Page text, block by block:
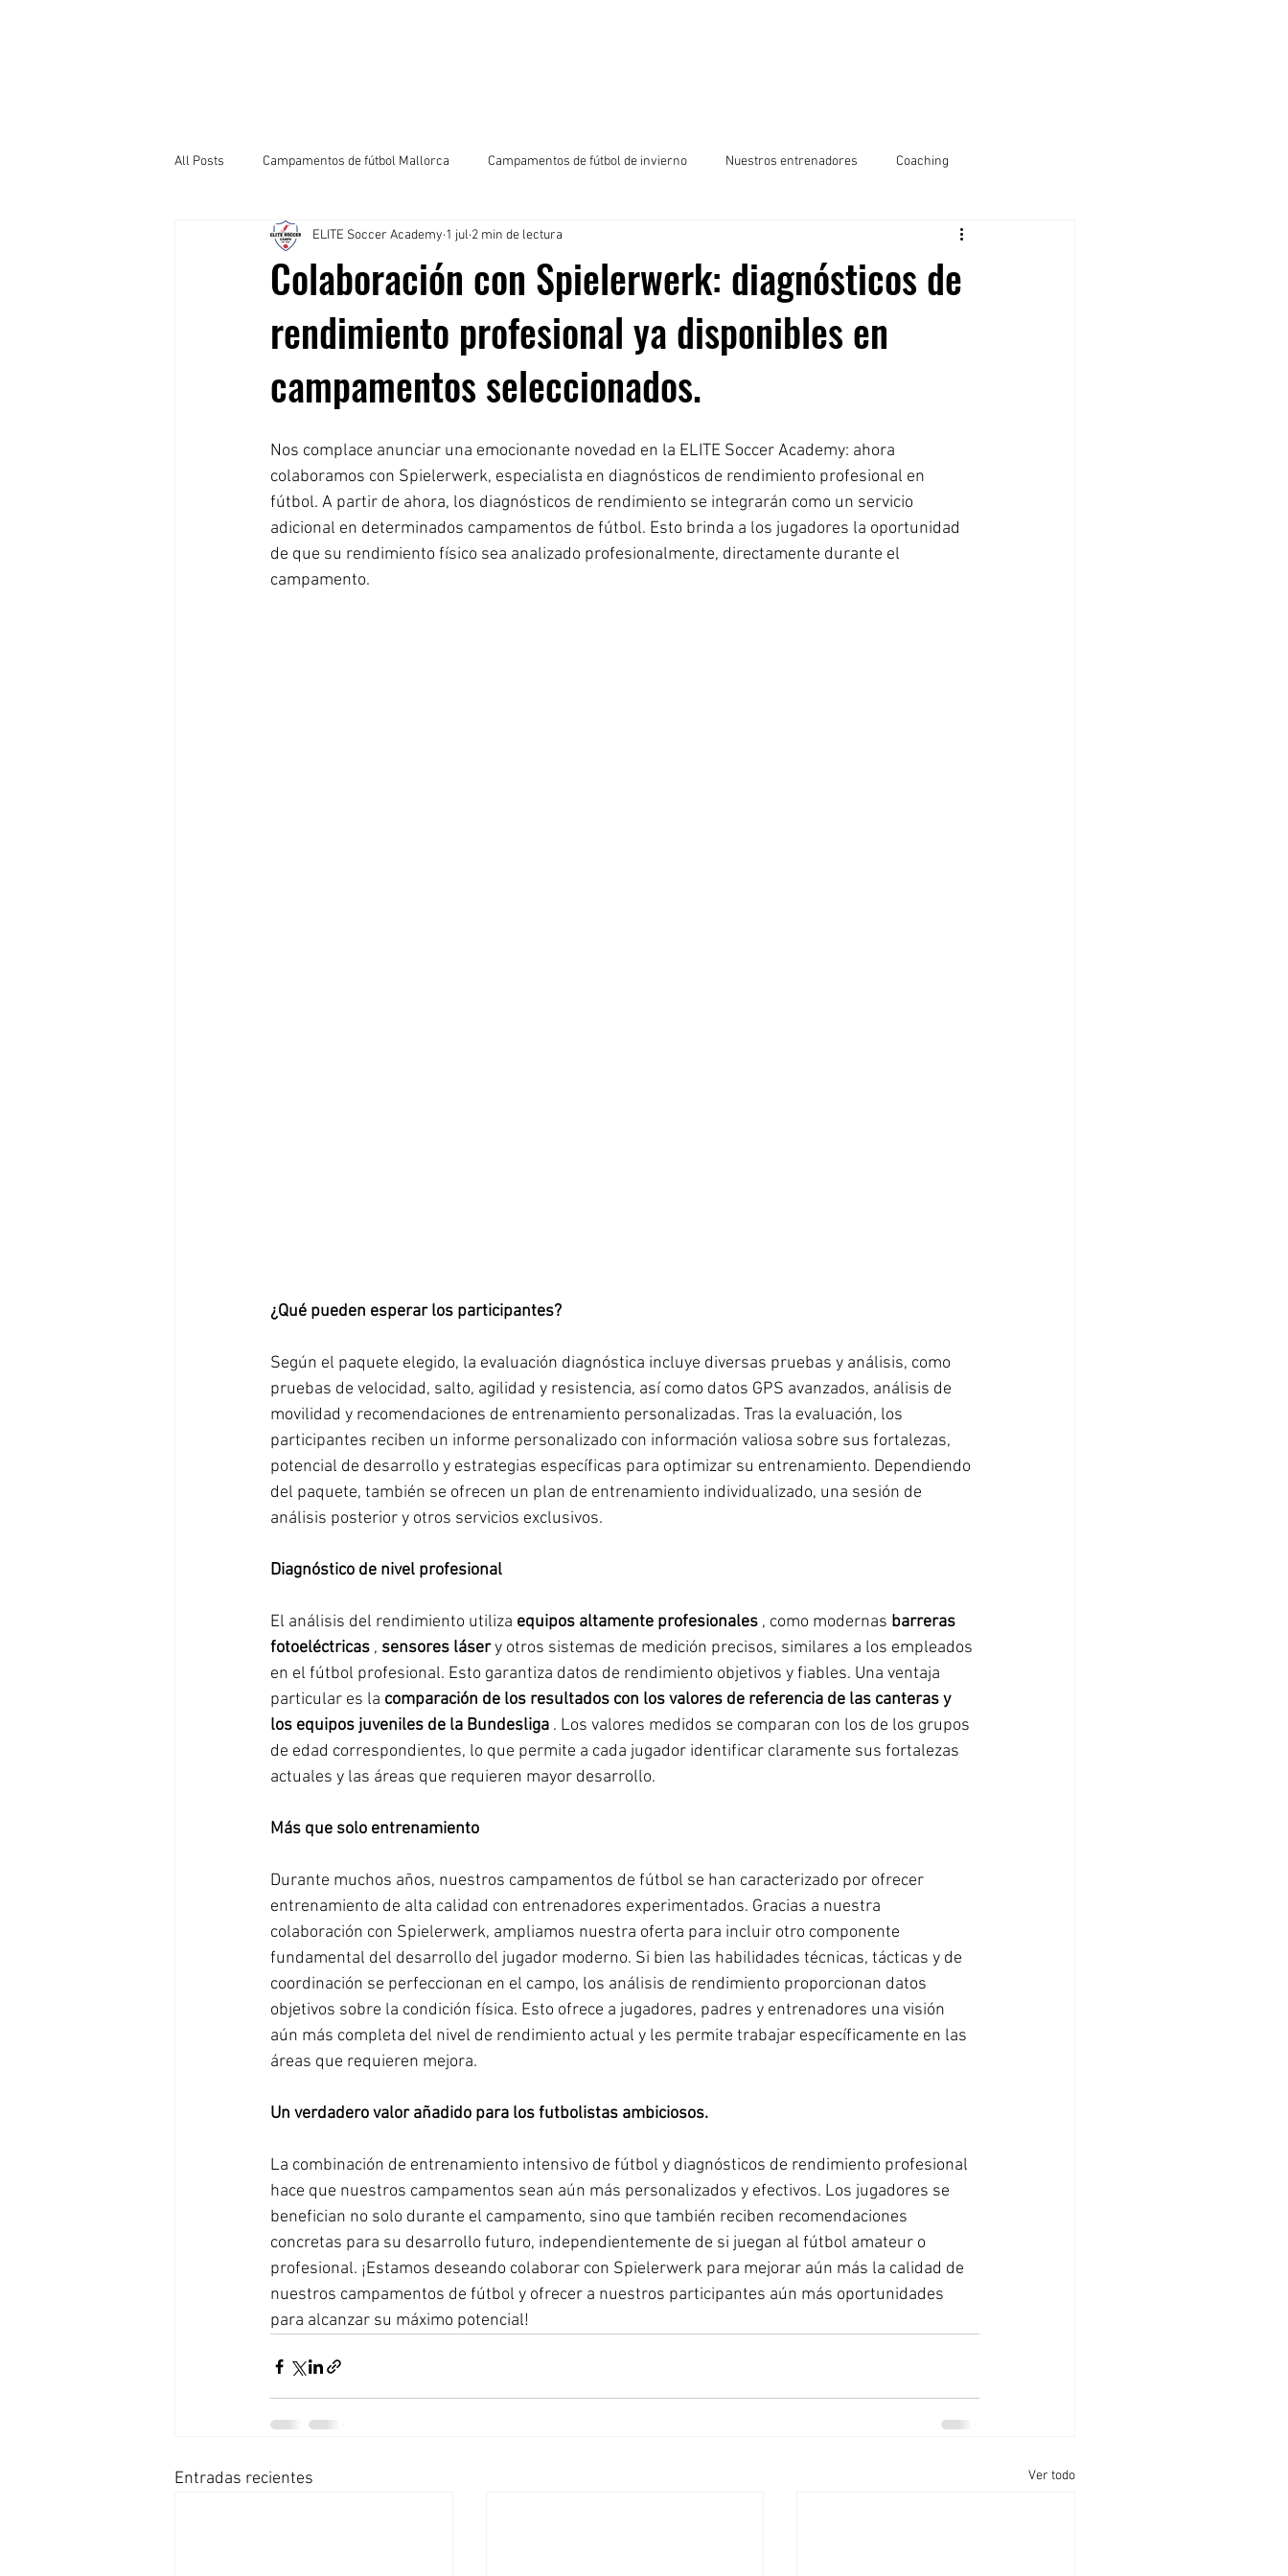
All Posts Campamentos de fútbol Mallorca Campamentos de fútbol de invierno Nuestros entrenadores Coaching
Colaboración con Spielerwerk: diagnósticos de
rendimiento profesional ya disponibles en
campamentos seleccionados.
ELITE Soccer Academy 1 jul 2 min de lectura
Nos complace anunciar una emocionante novedad en la ELITE Soccer Academy: ahora
colaboramos con Spielerwerk, especialista en diagnósticos de rendimiento profesional en
fútbol. A partir de ahora, los diagnósticos de rendimiento se integrarán como un servicio
adicional en determinados campamentos de fútbol. Esto brinda a los jugadores la oportunidad
de que su rendimiento físico sea analizado profesionalmente, directamente durante el
campamento.
¿Qué pueden esperar los participantes?
Según el paquete elegido, la evaluación diagnóstica incluye diversas pruebas y análisis, como
pruebas de velocidad, salto, agilidad y resistencia, así como datos GPS avanzados, análisis de
movilidad y recomendaciones de entrenamiento personalizadas. Tras la evaluación, los
participantes reciben un informe personalizado con información valiosa sobre sus fortalezas,
potencial de desarrollo y estrategias específicas para optimizar su entrenamiento. Dependiendo
del paquete, también se ofrecen un plan de entrenamiento individualizado, una sesión de
análisis posterior y otros servicios exclusivos.
Diagnóstico de nivel profesional
El análisis del rendimiento utiliza equipos altamente profesionales , como modernas barreras
fotoeléctricas , sensores láser y otros sistemas de medición precisos, similares a los empleados
en el fútbol profesional. Esto garantiza datos de rendimiento objetivos y fiables. Una ventaja
particular es la comparación de los resultados con los valores de referencia de las canteras y
los equipos juveniles de la Bundesliga . Los valores medidos se comparan con los de los grupos
de edad correspondientes, lo que permite a cada jugador identificar claramente sus fortalezas
actuales y las áreas que requieren mayor desarrollo.
Más que solo entrenamiento
Durante muchos años, nuestros campamentos de fútbol se han caracterizado por ofrecer
entrenamiento de alta calidad con entrenadores experimentados. Gracias a nuestra
colaboración con Spielerwerk, ampliamos nuestra oferta para incluir otro componente
fundamental del desarrollo del jugador moderno. Si bien las habilidades técnicas, tácticas y de
coordinación se perfeccionan en el campo, los análisis de rendimiento proporcionan datos
objetivos sobre la condición física. Esto ofrece a jugadores, padres y entrenadores una visión
aún más completa del nivel de rendimiento actual y les permite trabajar específicamente en las
áreas que requieren mejora.
Un verdadero valor añadido para los futbolistas ambiciosos.
La combinación de entrenamiento intensivo de fútbol y diagnósticos de rendimiento profesional
hace que nuestros campamentos sean aún más personalizados y efectivos. Los jugadores se
benefician no solo durante el campamento, sino que también reciben recomendaciones
concretas para su desarrollo futuro, independientemente de si juegan al fútbol amateur o
profesional. ¡Estamos deseando colaborar con Spielerwerk para mejorar aún más la calidad de
nuestros campamentos de fútbol y ofrecer a nuestros participantes aún más oportunidades
para alcanzar su máximo potencial!
Entradas recientes Ver todo